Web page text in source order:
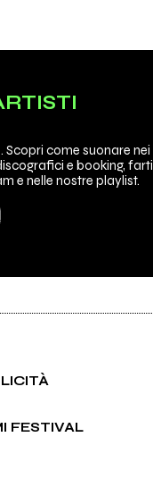
Scopri come suonare nei
e booking, farti
e nelle nostre playlist.
FESTIVAL